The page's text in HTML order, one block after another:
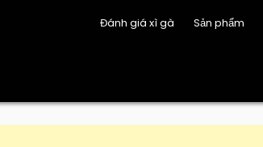
Đánh giá xì gà Sản phẩm